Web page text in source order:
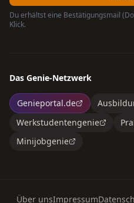
Du erhältst eine Bestätigungsmail
Klick.
Das Genie-Netzwerk
Genieportal.de
Werkstudentengenie
Minijobgenie
Über unsImpressum